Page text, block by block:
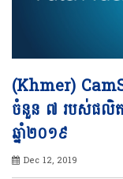
(Khmer)
ចំនួន ៧ របស់ផលិត
ឆ្នាំ២០១៩
Dec 12, 2019